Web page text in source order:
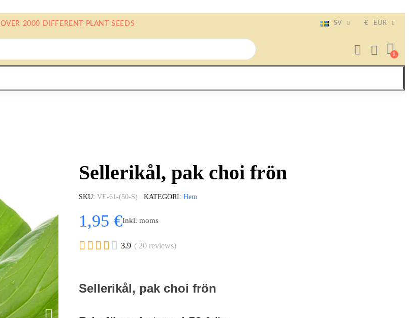
OVER 2000 DIFFERENT PLANT SEEDS SV € EUR
Sellerikål, pak choi frön
SKU VE-61-(50-S) KATEGORI Hem
1,95 €Inkl. moms
     3.9 ( 20 reviews)
Sellerikål, pak choi frön